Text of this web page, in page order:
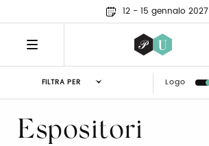
12 - 15 gennaio 2027
FILTRA PER Logo
Espositori